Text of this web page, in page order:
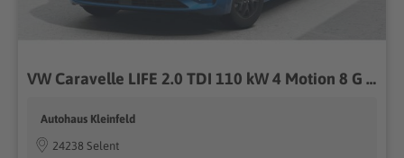
VW Caravelle LIFE 2.0 TDI 110 kW 4 Motion 8 G A,8 Sitze, Exterieurpaket, Klimaautomatik 3 Zonen, Asisstenzpaket Plus, Navigationssystem, dunkel eingefärbte Scheiben,70 L Tank, elektr. Zusatzheizung,Sitzheizung Carvalle 110 kW 8 Gang Automatik 4 Motion
Autohaus Kleinfeld
24238 Selent